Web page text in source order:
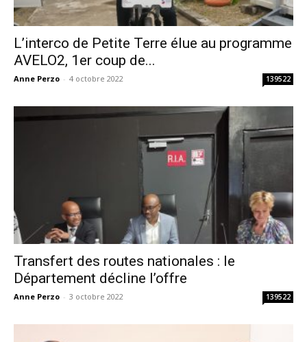
L’interco de Petite Terre élue au programme
AVELO2, 1er coup de...
Anne Perzo - 4 octobre 2022 139522
Transfert des routes nationales : le
Département décline l’offre
Anne Perzo - 3 octobre 2022 139522